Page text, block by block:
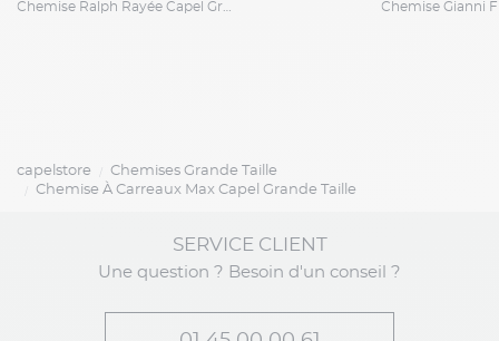
Chemise Ralph Rayée Capel Grande Taille
capelstore
Chemises Grande Taille
Chemise À Carreaux Max Capel Grande Taille
SERVICE CLIENT
Une question ? Besoin d'un conseil ?